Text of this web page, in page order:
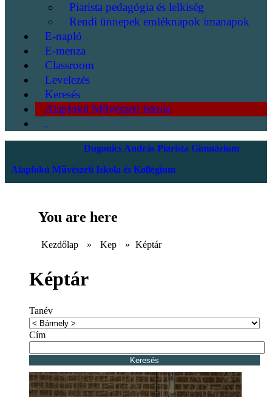
Piarista pedagógia és lelkiség
Rendi ünnepek emléknapok imanapok
E-napló
E-menza
Classroom
Levelezés
Keresés
Alapfokú Művészeti Iskola
.
Dugonics András Piarista Gimnázium
Alapfokú Művészeti Iskola és Kollégium
You are here
Kezdőlap » Kep » Képtár
Képtár
Tanév
Cím